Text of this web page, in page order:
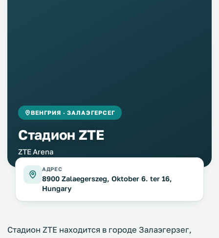
ВЕНГРИЯ · ЗАЛАЭГЕРСЕГ
Стадион ZTE
ZTE Arena
АДРЕС
8900 Zalaegerszeg, Oktober 6. ter 16,
Hungary
Стадион ZTE находится в городе Залаэгерзег,